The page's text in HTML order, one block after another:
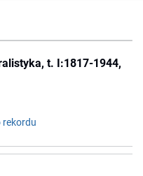
t. I:1817-1944,
rekordu